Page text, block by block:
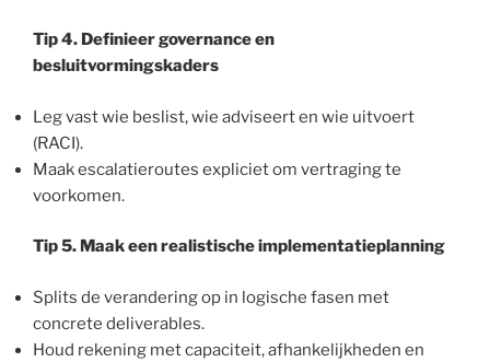
Tip 4. Definieer governance en
besluitvormingskaders
Leg vast wie beslist, wie adviseert en wie uitvoert
(RACI).
Maak escalatieroutes expliciet om vertraging te
voorkomen.
Tip 5. Maak een realistische implementatieplanning
Splits de verandering op in logische fasen met
concrete deliverables.
Houd rekening met capaciteit, afhankelijkheden en